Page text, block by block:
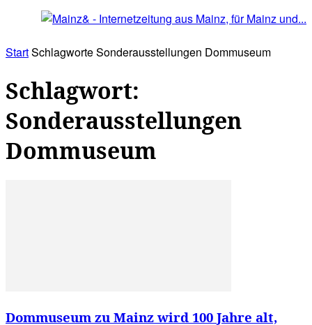
StartSchlagworteSonderausstellungen Dommuseum
Schlagwort:
Sonderausstellungen
Dommuseum
Dommuseum zu Mainz wird 100 Jahre alt,